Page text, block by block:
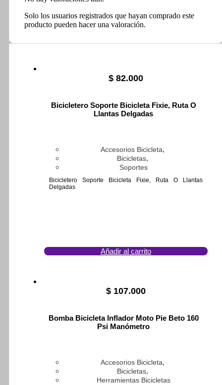
Solo los usuarios registrados que hayan comprado este
producto pueden hacer una valoración.
$ 82.000
Bicicletero Soporte Bicicleta Fixie, Ruta O
Llantas Delgadas
Accesorios Bicicleta,
Bicicletas,
Soportes
Bicicletero Soporte Bicicleta Fixie, Ruta O Llantas
Delgadas
Añadir al carrito
$ 107.000
Bomba Bicicleta Inflador Moto Pie Beto 160
Psi Manómetro
Accesorios Bicicleta,
Bicicletas,
Herramientas Bicicletas